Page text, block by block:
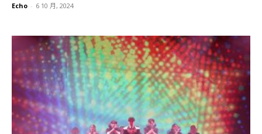
Echo - 6 10 月, 2024